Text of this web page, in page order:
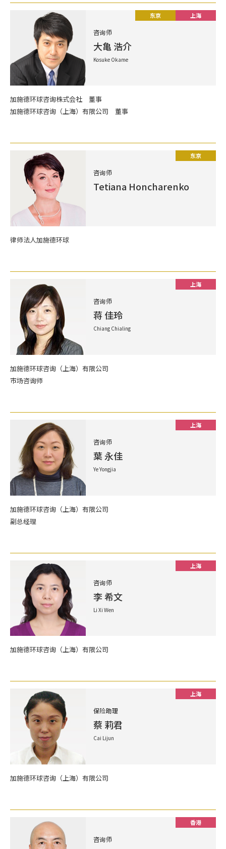
咨询师
大亀 浩介
Kosuke Okame
东京 上海
加施德环球咨询株式会社 董事
加施德环球咨询（上海）有限公司 董事
咨询师
Tetiana Honcharenko
东京
律师法人加施德环球
咨询师
蒋 佳玲
Chiang Chialing
上海
加施德环球咨询（上海）有限公司
市场咨询师
咨询师
葉 永佳
Ye Yongjia
上海
加施德环球咨询（上海）有限公司
副总经理
咨询师
李 希文
Li Xi Wen
上海
加施德环球咨询（上海）有限公司
保险助理
蔡 莉君
Cai Lijun
上海
加施德环球咨询（上海）有限公司
咨询师
香港